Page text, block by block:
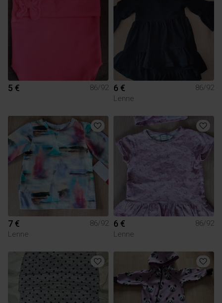
5 € 86/92 6 €
86/92
Lenne
7 €
86/92
Lenne
6 €
86/92
Lenne